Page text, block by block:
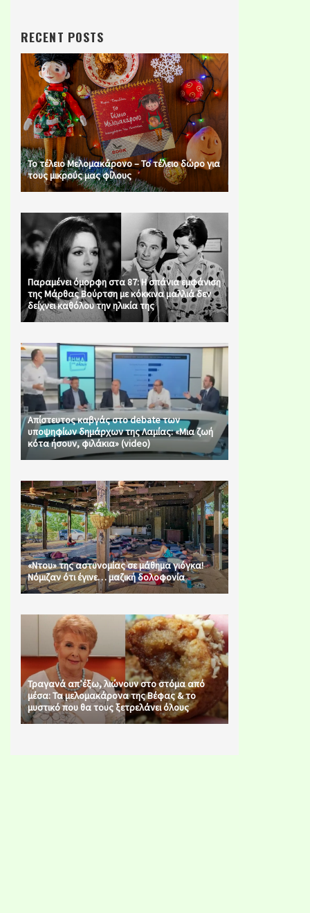
RECENT POSTS
Το τέλειο Μελομακάρονο – Το τέλειο δώρο για
τους μικρούς μας φίλους
Παραμένει όμορφη στα 87: Η σπάνια εμφάνιση
της Μάρθας Βούρτση με κόκκινα μαλλιά δεν
δείχνει καθόλου την ηλικία της
Απίστευτος καβγάς στο debate των
υποψηφίων δημάρχων της Λαμίας: «Μια ζωή
κότα ήσουν, φιλάκια» (video)
«Ντου» της αστυνομίας σε μάθημα γιόγκα!
Νόμιζαν ότι έγινε… μαζική δολοφονία
Τραγανά απ’έξω, λιώνουν στο στόμα από
μέσα: Τα μελομακάρονα της Βέφας & το
μυστικό που θα τους ξετρελάνει όλους